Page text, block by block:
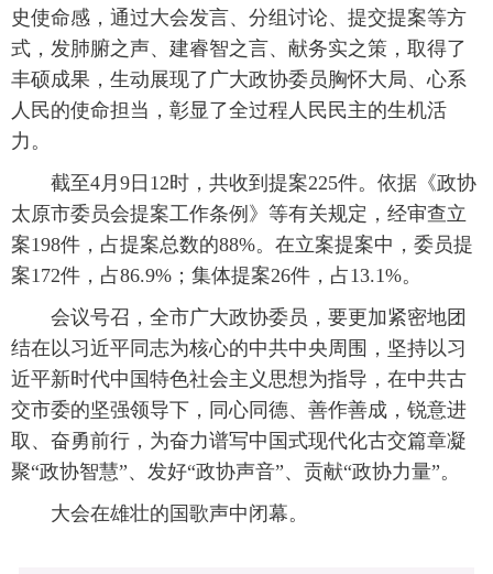
史使命感，通过大会发言、分组讨论、提交提案等方
式，发肺腑之声、建睿智之言、献务实之策，取得了
丰硕成果，生动展现了广大政协委员胸怀大局、心系
人民的使命担当，彰显了全过程人民民主的生机活
力。
截至4月9日12时，共收到提案225件。依据《政协
太原市委员会提案工作条例》等有关规定，经审查立
案198件，占提案总数的88%。在立案提案中，委员提
案172件，占86.9%；集体提案26件，占13.1%。
会议号召，全市广大政协委员，要更加紧密地团
结在以习近平同志为核心的中共中央周围，坚持以习
近平新时代中国特色社会主义思想为指导，在中共古
交市委的坚强领导下，同心同德、善作善成，锐意进
取、奋勇前行，为奋力谱写中国式现代化古交篇章凝
聚“政协智慧”、发好“政协声音”、贡献“政协力量”。
大会在雄壮的国歌声中闭幕。